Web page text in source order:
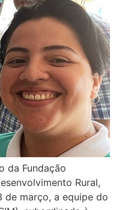
da Fundação
Rural,
de março, a equipe do